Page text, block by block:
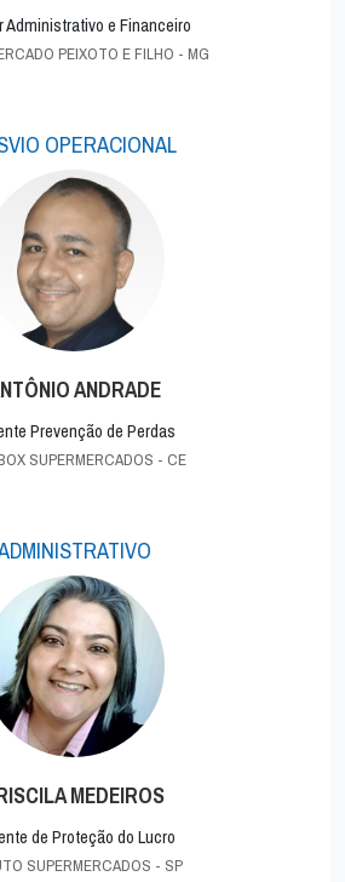
Administrativo e Financeiro
PEIXOTO E FILHO - MG
OPERACIONAL
ANDRADE
Prevenção de Perdas
SUPERMERCADOS - CE
MEDEIROS
de Proteção do Lucro
SUPERMERCADOS - SP